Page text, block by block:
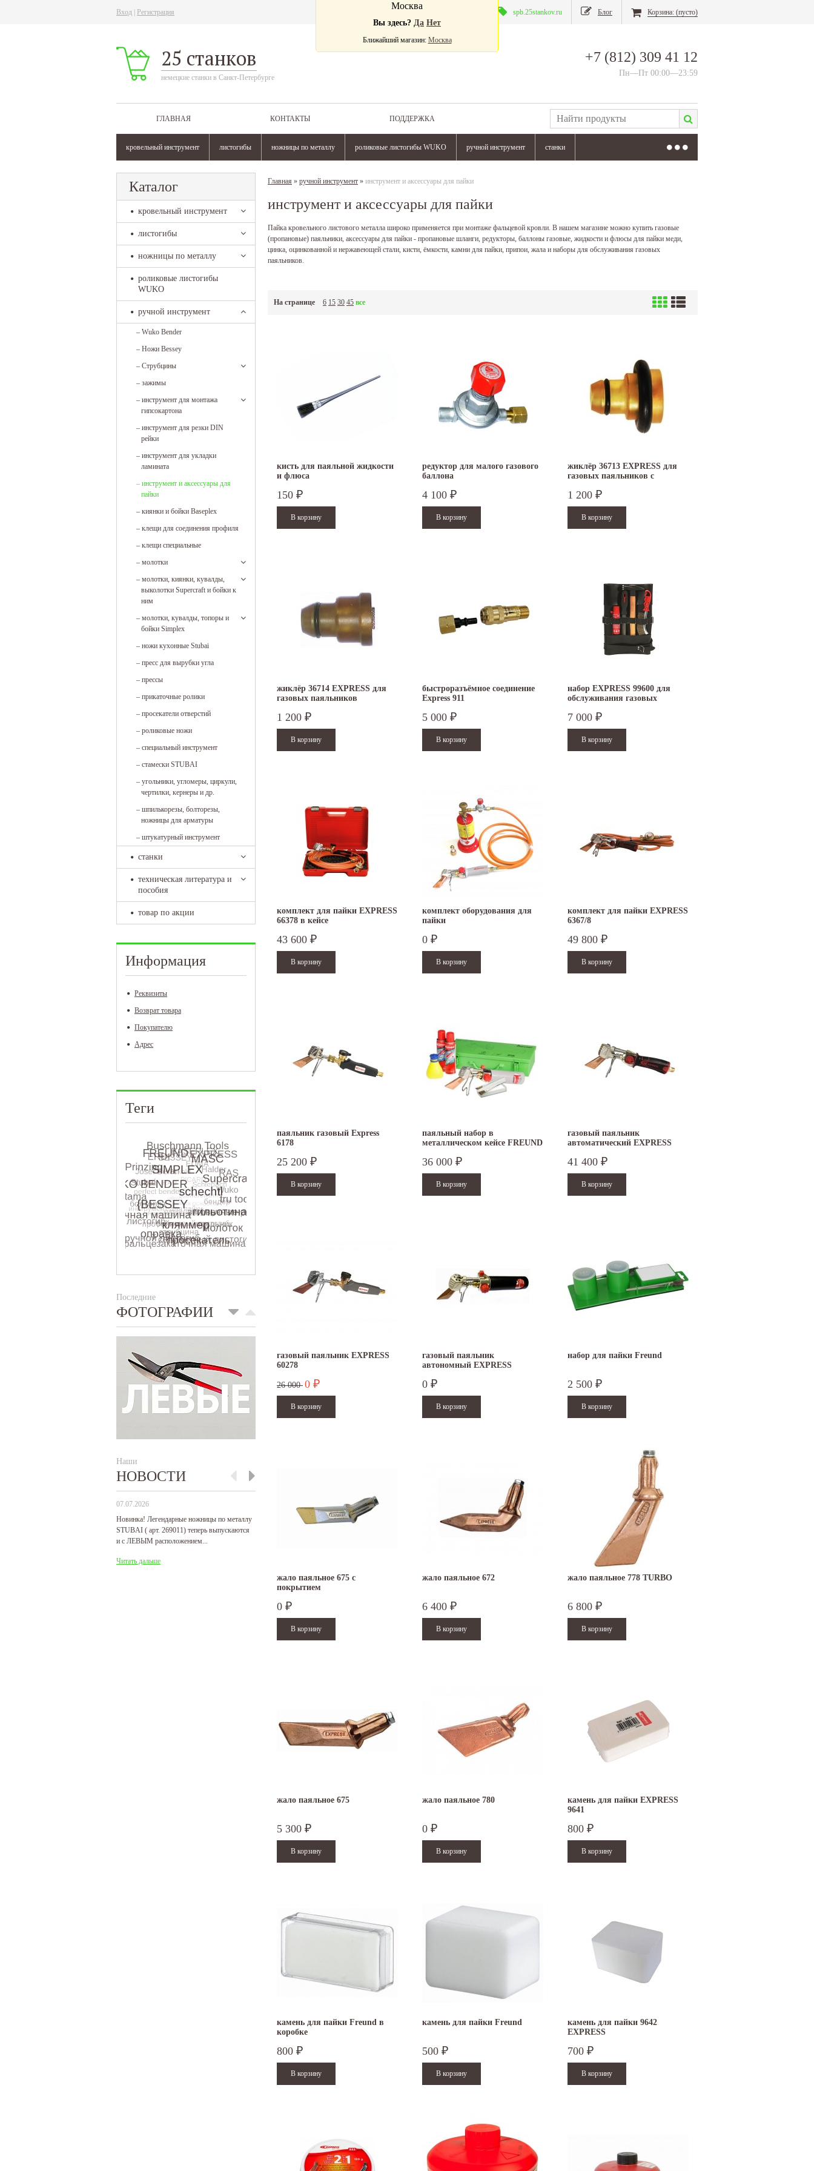
Вход Регистрация spb.25stankov.ru Блог Корзина: (пусто)
25 станков
немецкие станки в Санкт-Петербурге
+7 (812) 309 41 12
Пн—Пт 00:00—23:59
ГЛАВНАЯ КОНТАКТЫ ПОДДЕРЖКА
кровельный инструмент листогибы ножницы по металлу роликовые листогибы WUKO ручной инструмент станки
Москва
Вы здесь? Да Нет
Ближайший магазин: Москва
Каталог
кровельный инструмент
листогибы
ножницы по металлу
роликовые листогибы
WUKO
ручной инструмент
– Wuko Bender
– Ножи Bessey
– Струбцины
– зажимы
– инструмент для монтажа
гипсокартона
– инструмент для резки DIN
рейки
– инструмент для укладки
ламината
– инструмент и аксессуары для
пайки
– киянки и бойки Baseplex
– клещи для соединения профиля
– клещи специальные
– молотки
– молотки, киянки, кувалды,
выколотки Supercraft и бойки к
ним
– молотки, кувалды, топоры и
бойки Simplex
– ножи кухонные Stubai
– пресс для вырубки угла
– прессы
– прикаточные ролики
– просекатели отверстий
– роликовые ножи
– специальный инструмент
– стамески STUBAI
– угольники, угломеры, циркули,
чертилки, кернеры и др.
– шпилькорезы, болторезы,
ножницы для арматуры
– штукатурный инструмент
станки
техническая литература и
пособия
товар по акции
Информация
Реквизиты
Возврат товара
Покупателю
Адрес
Теги
Последние
ФОТОГРАФИИ
Наши
НОВОСТИ
07.07.2026
Новинка! Легендарные ножницы по металлу
STUBAI ( арт. 269011) теперь выпускаются
и с ЛЕВЫМ расположением...
Читать дальше
Режим работы офисов в новогодние
30 апреля - работаем в обычном режиме с
01 по 04 мая - выходные дни с 05 по 07 мая
Приглашаем посетить наш стенд на 30-й
Международной промышленной выставке...
Читать дальше
Главная » ручной инструмент » инструмент и аксессуары для пайки
инструмент и аксессуары для пайки
Пайка кровельного листового металла широко применяется при монтаже фальцевой кровли. В нашем магазине можно купить газовые
(пропановые) паяльники, аксессуары для пайки - пропановые шланги, редукторы, баллоны газовые, жидкости и флюсы для пайки меди,
цинка, оцинкованной и нержавеющей стали, кисти, ёмкости, камни для пайки, припои, жала и наборы для обслуживания газовых
паяльников.
На странице 6 15 30 45 все
кисть для паяльной жидкости
и флюса
150 ₽
редуктор для малого газового
баллона
4 100 ₽
жиклёр 36713 EXPRESS для
газовых паяльников с
1 200 ₽
жиклёр 36714 EXPRESS для
газовых паяльников
1 200 ₽
быстроразъёмное соединение
Express 911
5 000 ₽
набор EXPRESS 99600 для
обслуживания газовых
7 000 ₽
комплект для пайки EXPRESS
66378 в кейсе
43 600 ₽
комплект оборудования для
пайки
0 ₽
комплект для пайки EXPRESS
6367/8
49 800 ₽
паяльник газовый Express
6178
25 200 ₽
паяльный набор в
металлическом кейсе FREUND
36 000 ₽
газовый паяльник
автоматический EXPRESS
41 400 ₽
газовый паяльник EXPRESS
60278
26 000 0 ₽
газовый паяльник
автономный EXPRESS
0 ₽
набор для пайки Freund
2 500 ₽
жало паяльное 675 с
покрытием
0 ₽
жало паяльное 672
6 400 ₽
жало паяльное 778 TURBO
6 800 ₽
жало паяльное 675
5 300 ₽
жало паяльное 780
0 ₽
камень для пайки EXPRESS
9641
800 ₽
камень для пайки Freund в
коробке
800 ₽
камень для пайки Freund
500 ₽
камень для пайки 9642
EXPRESS
700 ₽